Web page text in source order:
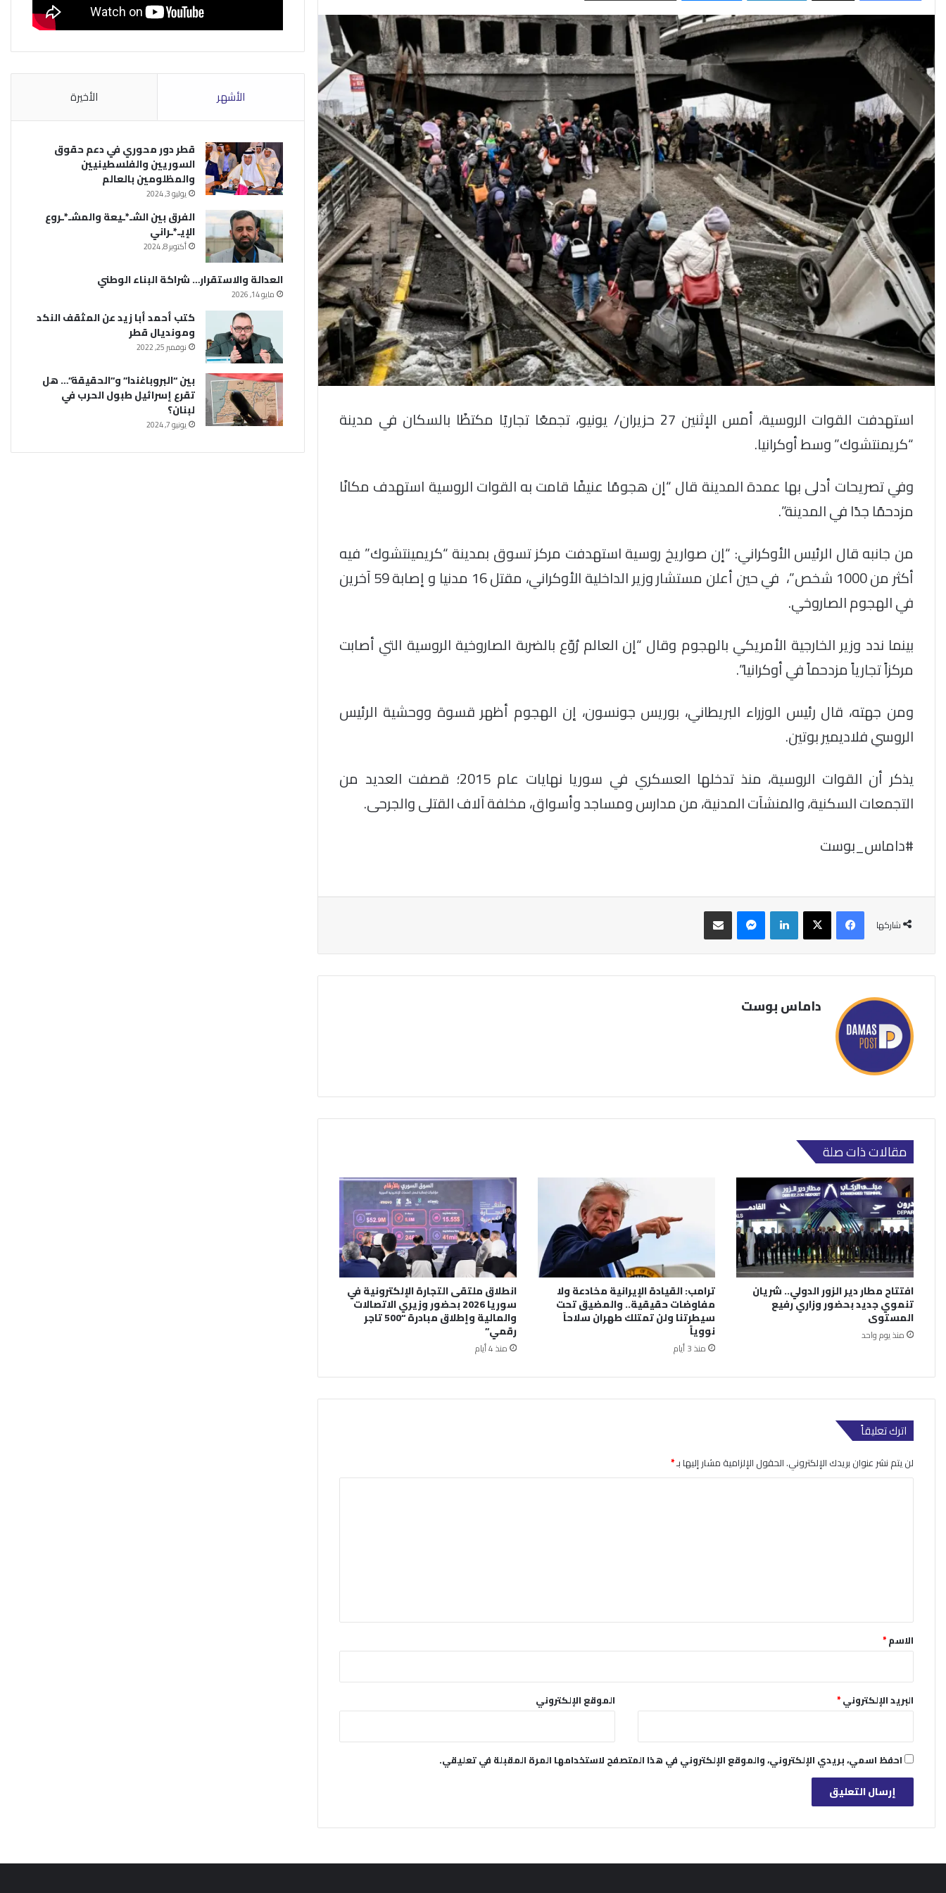
استهدفت القوات الروسية، أمس الإثنين 27 حزيران/ يونيو، تجمعًا تجاريًا مكتظًا بالسكان في مدينة
“كريمنتشوك” وسط أوكرانيا.
وفي تصريحات أدلى بها عمدة المدينة قال “إن هجومًا عنيفًا قامت به القوات الروسية استهدف مكانًا
مزدحمًا جدًا في المدينة”.
من جانبه قال الرئيس الأوكراني: “إن صواريخ روسية استهدفت مركز تسوق بمدينة “كريمينتشوك” فيه
أكثر من 1000 شخص”،
في حين أعلن مستشار وزير الداخلية الأوكراني، مقتل 16 مدنيا و إصابة 59 آخرين
في الهجوم الصاروخي.
بينما ندد وزير الخارجية الأمريكي بالهجوم وقال “إن العالم رُوّع بالضربة الصاروخية الروسية التي أصابت
مركزاً تجارياً مزدحماً في أوكرانيا”.
ومن جهته، قال رئيس الوزراء البريطاني، بوريس جونسون، إن الهجوم أظهر قسوة ووحشية الرئيس
الروسي فلاديمير بوتين.
يذكر أن القوات الروسية، منذ تدخلها العسكري في سوريا نهايات عام 2015؛ قصفت العديد من
التجمعات السكنية، والمنشآت المدنية، من مدارس ومساجد وأسواق، مخلفة آلاف القتلى والجرحى.
#داماس_بوست
شاركها
فيسبوك‫X لينكدإن ماسنجر مشاركة عبر البريد
داماس بوست
مقالات ذات صلة
افتتاح مطار دير الزور الدولي.. شريان
تنموي جديد بحضور وزاري رفيع
المستوى
منذ يوم واحد
ترامب: القيادة الإيرانية مخادعة ولا
مفاوضات حقيقية.. والمضيق تحت
سيطرتنا ولن تمتلك طهران سلاحاً
نووياً
منذ 3 أيام
انطلاق ملتقى التجارة الإلكترونية في
سوريا 2026 بحضور وزيري الاتصالات
والمالية وإطلاق مبادرة “500 تاجر
رقمي”
منذ 4 أيام
اترك تعليقاً
لن يتم نشر عنوان بريدك الإلكتروني.الحقول الإلزامية مشار إليها بـ*
*الاسم*
البريد الإلكتروني* الموقع الإلكتروني
احفظ اسمي، بريدي الإلكتروني، والموقع الإلكتروني في هذا المتصفح لاستخدامها المرة المقبلة في تعليقي.
الأشهر الأخيرة
قطر دور محوري في دعم حقوق
السوريين والفلسطينيين
والمظلومين بالعالم
يوليو 3, 2024
الفرق بين الشـ*ـيعة والمشـ*ـروع
الإيـ*ـراني
أكتوبر 8, 2024
العدالة والاستقرار… شراكة البناء الوطني
مايو 14, 2026
كتب أحمد أبا زيد عن المثقف النكد
ومونديال قطر
نوفمبر 25, 2022
بين “البروباغندا” و”الحقيقة”… هل
تقرع إسرائيل طبول الحرب في
لبنان؟
يونيو 7, 2024